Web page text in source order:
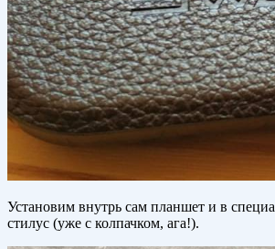
Установим внутрь сам планшет и в
стилус (уже с колпачком, ага!).